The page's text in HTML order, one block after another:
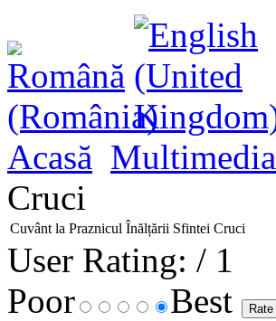
Acasă Multimedia
Cruci
Cuvânt la Praznicul Înălțării Sfintei Cruci
User Rating: / 1
Poor
Best